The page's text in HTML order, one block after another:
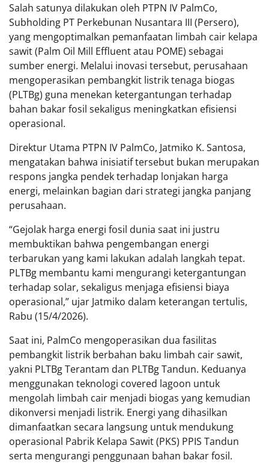
Salah satunya dilakukan oleh PTPN IV PalmCo,
Subholding PT Perkebunan Nusantara III (Persero),
yang mengoptimalkan pemanfaatan limbah cair kelapa
sawit (Palm Oil Mill Effluent atau POME) sebagai
sumber energi. Melalui inovasi tersebut, perusahaan
mengoperasikan pembangkit listrik tenaga biogas
(PLTBg) guna menekan ketergantungan terhadap
bahan bakar fosil sekaligus meningkatkan efisiensi
operasional.
Direktur Utama PTPN IV PalmCo, Jatmiko K. Santosa,
mengatakan bahwa inisiatif tersebut bukan merupakan
respons jangka pendek terhadap lonjakan harga
energi, melainkan bagian dari strategi jangka panjang
perusahaan.
“Gejolak harga energi fosil dunia saat ini justru
membuktikan bahwa pengembangan energi
terbarukan yang kami lakukan adalah langkah tepat.
PLTBg membantu kami mengurangi ketergantungan
terhadap solar, sekaligus menjaga efisiensi biaya
operasional,” ujar Jatmiko dalam keterangan tertulis,
Rabu (15/4/2026).
Saat ini, PalmCo mengoperasikan dua fasilitas
pembangkit listrik berbahan baku limbah cair sawit,
yakni PLTBg Terantam dan PLTBg Tandun. Keduanya
menggunakan teknologi covered lagoon untuk
mengolah limbah cair menjadi biogas yang kemudian
dikonversi menjadi listrik. Energi yang dihasilkan
dimanfaatkan secara langsung untuk mendukung
operasional Pabrik Kelapa Sawit (PKS) PPIS Tandun
serta mengurangi penggunaan bahan bakar fosil.